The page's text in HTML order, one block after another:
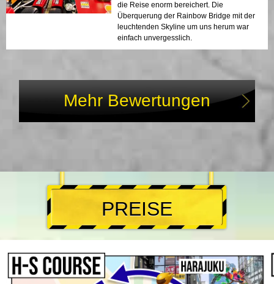
die Reise enorm bereichert. Die
Überquerung der Rainbow Bridge mit der
leuchtenden Skyline um uns herum war
einfach unvergesslich.
Mehr Bewertungen
PREISE